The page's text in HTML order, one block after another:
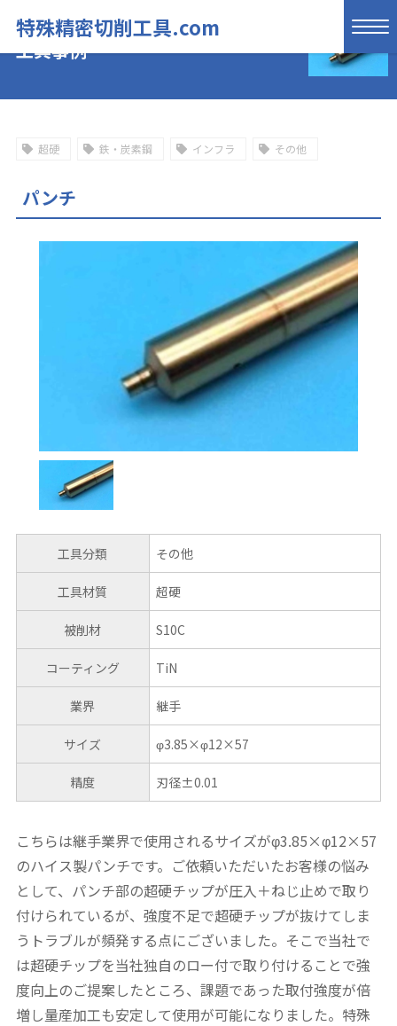
特殊精密切削工具.com
工具事例
超硬 鉄・炭素鋼 インフラ その他
パンチ
工具分類 その他
工具材質 超硬
被削材 S10C
コーティング TiN
業界 継手
サイズ φ3.85×φ12×57
精度 刃径±0.01
こちらは継手業界で使用されるサイズがφ3.85×φ12×57
のハイス製パンチです。ご依頼いただいたお客様の悩み
として、パンチ部の超硬チップが圧入＋ねじ止めで取り
付けられているが、強度不足で超硬チップが抜けてしま
うトラブルが頻発する点にございました。そこで当社で
は超硬チップを当社独自のロー付で取り付けることで強
度向上のご提案したところ、課題であった取付強度が倍
増し量産加工も安定して使用が可能になりました。特殊